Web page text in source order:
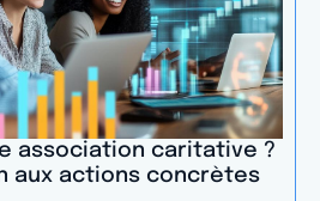
association caritative ?
aux actions concrètes